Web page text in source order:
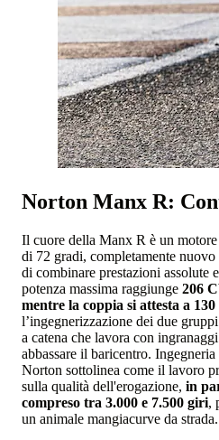
Norton Manx R:
Il cuore della Manx R è un
di 72 gradi, completamente
di combinare prestazioni assolute
potenza massima raggiunge 206
mentre la coppia si attesta a
l’ingegnerizzazione dei due
a catena che lavora con
abbassare il baricentro.
Norton sottolinea come il lavoro
sulla qualità dell'erogazione, in
compreso tra 3.000 e 7.500 giri,
un animale mangiacurve da strada.